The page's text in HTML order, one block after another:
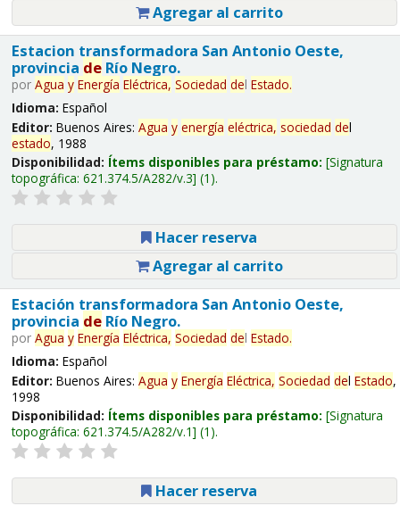
Agregar al carrito
Estacion transformadora San Antonio Oeste,
provincia deRío Negro.
por Agua y Energía Eléctrica, Sociedad del Estado.
Idioma: Español
Editor: Buenos Aires: Agua y energía eléctrica, sociedad del
estado, 1988
Disponibilidad: Ítems disponibles para préstamo: Signatura
topográfica: 621.374.5/A282/v.3 (1).
Hacer reserva
Agregar al carrito
Estación transformadora San Antonio Oeste,
provincia deRío Negro.
por Agua y Energía Eléctrica, Sociedad del Estado.
Idioma: Español
Editor: Buenos Aires: Agua y Energía Eléctrica, Sociedad del Estado,
1998
Disponibilidad: Ítems disponibles para préstamo: Signatura
topográfica: 621.374.5/A282/v.1 (1).
Hacer reserva